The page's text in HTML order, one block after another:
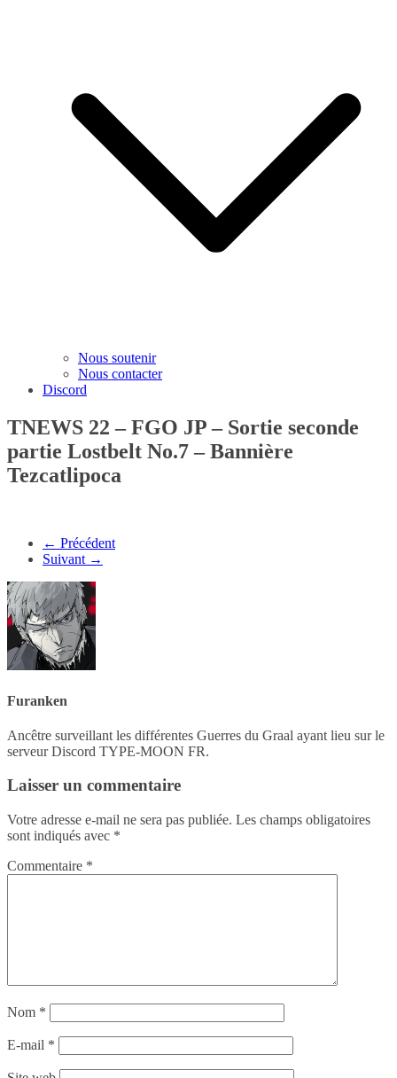
Nous soutenir
Nous contacter
Discord
TNEWS 22 – FGO JP – Sortie seconde
partie Lostbelt No.7 – Bannière
Tezcatlipoca
← Précédent
Suivant →
Furanken
Ancêtre surveillant les différentes Guerres du Graal ayant lieu sur le
serveur Discord TYPE-MOON FR.
Laisser un commentaire
Votre adresse e-mail ne sera pas publiée. Les champs obligatoires
sont indiqués avec *
Commentaire *
Nom *
E-mail *